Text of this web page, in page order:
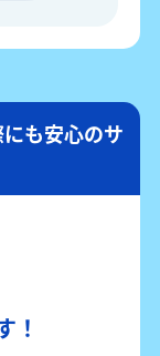
も安心のサ
！